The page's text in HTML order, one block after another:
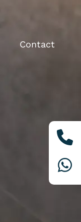
Contact